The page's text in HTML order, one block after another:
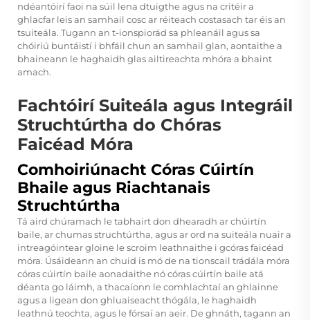
ndéantóirí faoi na súil lena dtuigthe agus na critéir a
ghlacfar leis an samhail cosc ar réiteach costasach tar éis an
tsuiteála. Tugann an t-ionspiorád sa phleanáil agus sa
chóiriú buntáistí i bhfáil chun an samhail glan, aontaithe a
bhaineann le haghaidh glas ailtireachta mhóra a bhaint
amach.
Fachtóirí Suiteála agus Integráil
Struchtúrtha do Chóras
Faicéad Móra
Comhoiriúnacht Córas Cúirtín
Bhaile agus Riachtanais
Struchtúrtha
Tá aird chúramach le tabhairt don dhearadh ar chúirtín
baile, ar chumas struchtúrtha, agus ar ord na suiteála nuair a
intreagóintear gloine le scroim leathnaithe i gcóras faicéad
móra. Úsáideann an chuid is mó de na tionscail trádála móra
córas cúirtín baile aonadaithe nó córas cúirtín baile atá
déanta go láimh, a thacaíonn le comhlachtaí an ghlainne
agus a ligean don ghluaiseacht thógála, le haghaidh
leathnú teochta, agus le fórsaí an aeir. De ghnáth, tagann an